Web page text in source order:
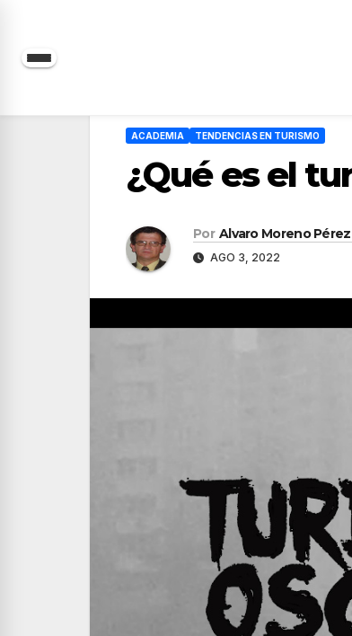
Saltar
ACADEMIA TENDENCIAS EN TURISMO
¿Qué es el
Por Alvaro Moreno Pérez
AGO 3, 2022